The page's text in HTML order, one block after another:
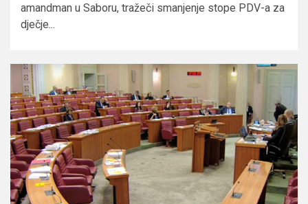
amandman u Saboru, tražeči smanjenje stope PDV-a za
dječje...